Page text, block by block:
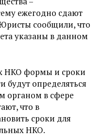
ежегодно сдают
сообщили, что
указаны в данном
НКО формы и сроки
будут определяться
органом в сфере
что в
сроки для
НКО.